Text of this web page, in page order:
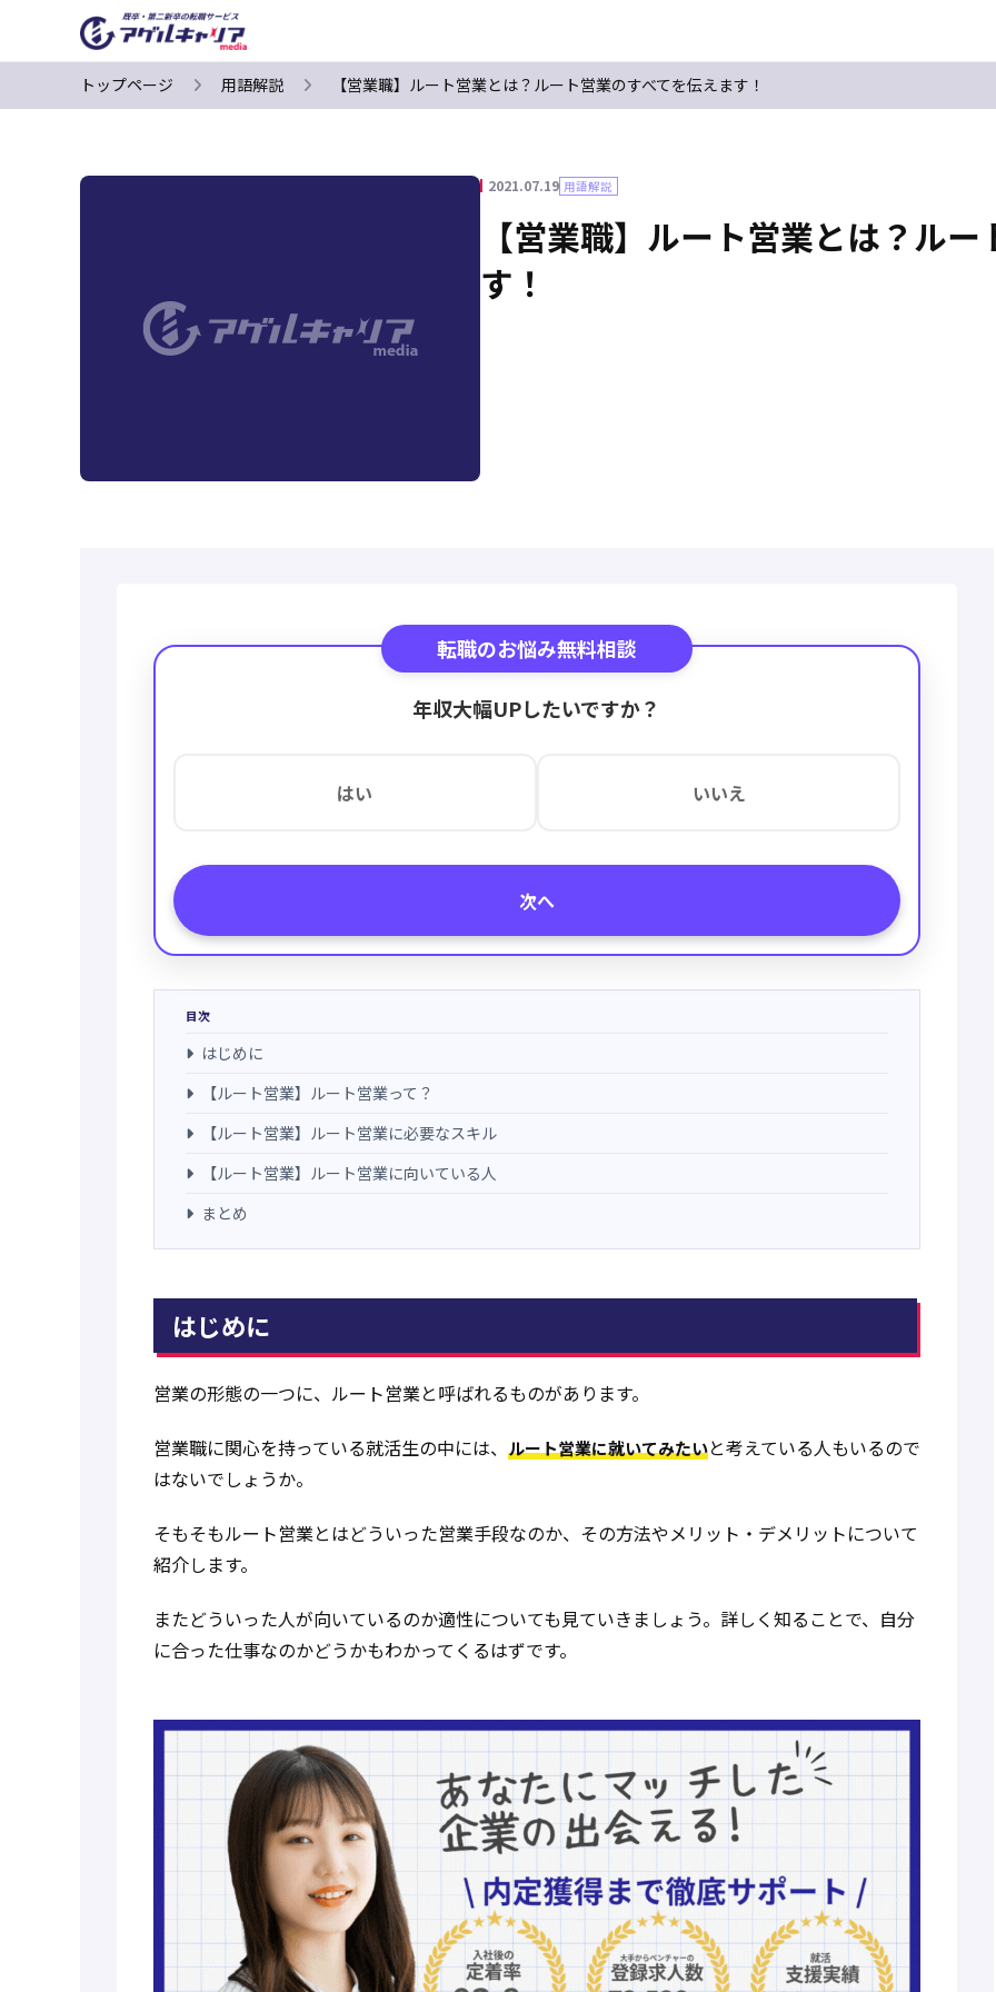
トップページ 用語解説 【営業職】ルート営業とは？ルート営業のすべてを伝えます！
2021.07.19 用語解説
【営業職】ルート営業とは？ル
す！
転職のお悩み無料相談
年収大幅UPしたいですか？
はい いいえ
次へ
目次
はじめに
【ルート営業】ルート営業って？
【ルート営業】ルート営業に必要なスキル
【ルート営業】ルート営業に向いている人
まとめ
はじめに
営業の形態の一つに、ルート営業と呼ばれるものがあります。
営業職に関心を持っている就活生の中には、 ルート営業に就いてみたいと考えている人もいるので
はないでしょうか。
そもそもルート営業とはどういった営業手段なのか、その方法やメリット・デメリットについて
紹介します。
またどういった人が向いているのか適性についても見ていきましょう。詳しく知ることで、自分
に合った仕事なのかどうかもわかってくるはずです。